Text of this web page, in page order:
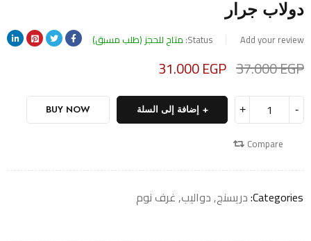
دولاب جرار
Add your review
Status: متاح للحجز (طلب مسبق)
37.000EGP
31.000EGP
إضافة إلى السلة BUY NOW
Compare
Categories: دريسنج,دواليب,غرف نوم